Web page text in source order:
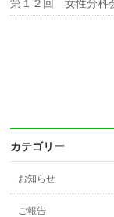
第１２回 女性分科
カテゴリー
お知らせ
ご報告